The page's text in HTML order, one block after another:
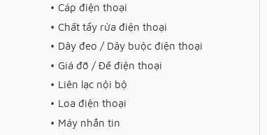
Cáp điện thoại
Chất tẩy rửa điện thoại
Dây đeo / Dây buộc điện thoại
Giá đỡ / Đế điện thoại
Liên lạc nội bộ
Loa điện thoại
Máy nhắn tin